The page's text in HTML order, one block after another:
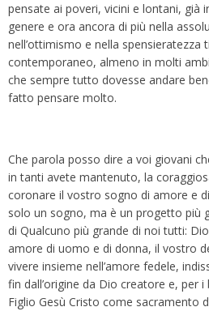
pensate ai poveri, vicini e lontani, già
genere e ora ancora di più nella
nell’ottimismo e nella
contemporaneo, almeno in molti
che sempre tutto dovesse andare
fatto pensare molto.
Che parola posso dire a voi giovani
in tanti avete mantenuto, la
coronare il vostro sogno di amore e
solo un sogno, ma è un progetto più
di Qualcuno più grande di noi tutti:
amore di uomo e di donna, il vostro
vivere insieme nell’amore fedele,
fin dall’origine da Dio creatore e, per
Figlio Gesù Cristo come sacramento